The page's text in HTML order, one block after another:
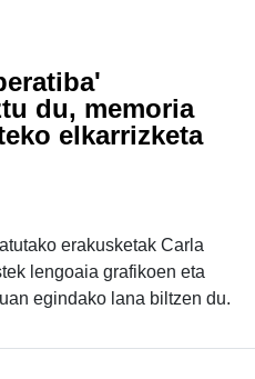
du, memoria
elkarrizketa
erakusketak Carla
lengoaia grafikoen eta
egindako lana biltzen du.